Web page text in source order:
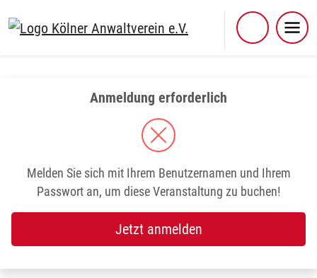
Anmeldung erforderlich
Melden Sie sich mit Ihrem Benutzernamen und Ihrem
Passwort an, um diese Veranstaltung zu buchen!
Jetzt anmelden